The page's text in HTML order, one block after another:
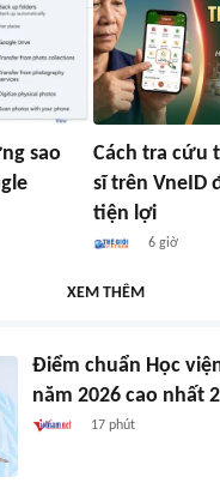
sao
Cách tra cứu
sĩ trên VneID
tiện lợi
6 giờ
XEM THÊM
Điểm chuẩn Học
năm 2026 cao nhất
17 phút